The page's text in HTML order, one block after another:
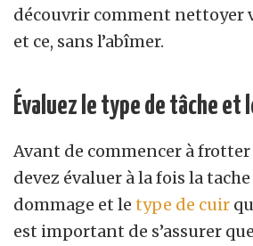
découvrir comment nettoyer
et ce, sans l’abîmer.
Évaluez le type de tâche et
Avant de commencer à frotter
devez évaluer à la fois la
dommage et le type de cuir
est important de s’assurer